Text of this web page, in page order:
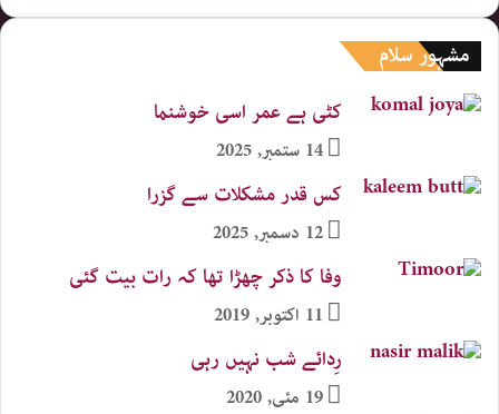
مشہور سلام
کٹی ہے عمر اسی خوشنما
14 ستمبر, 2025
کس قدر مشکلات سے گزرا
12 دسمبر, 2025
وفا کا ذکر چھڑا تھا کہ رات بیت گئی
11 اکتوبر, 2019
رِدائے شب نہیں رہی
19 مئی, 2020